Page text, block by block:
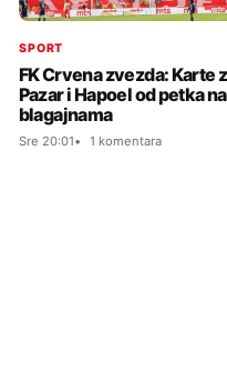
SPORT
FK Crvena zvezda: Karte
Pazar i Hapoel od petka na
blagajnama
Sre 20:01 1 komentara